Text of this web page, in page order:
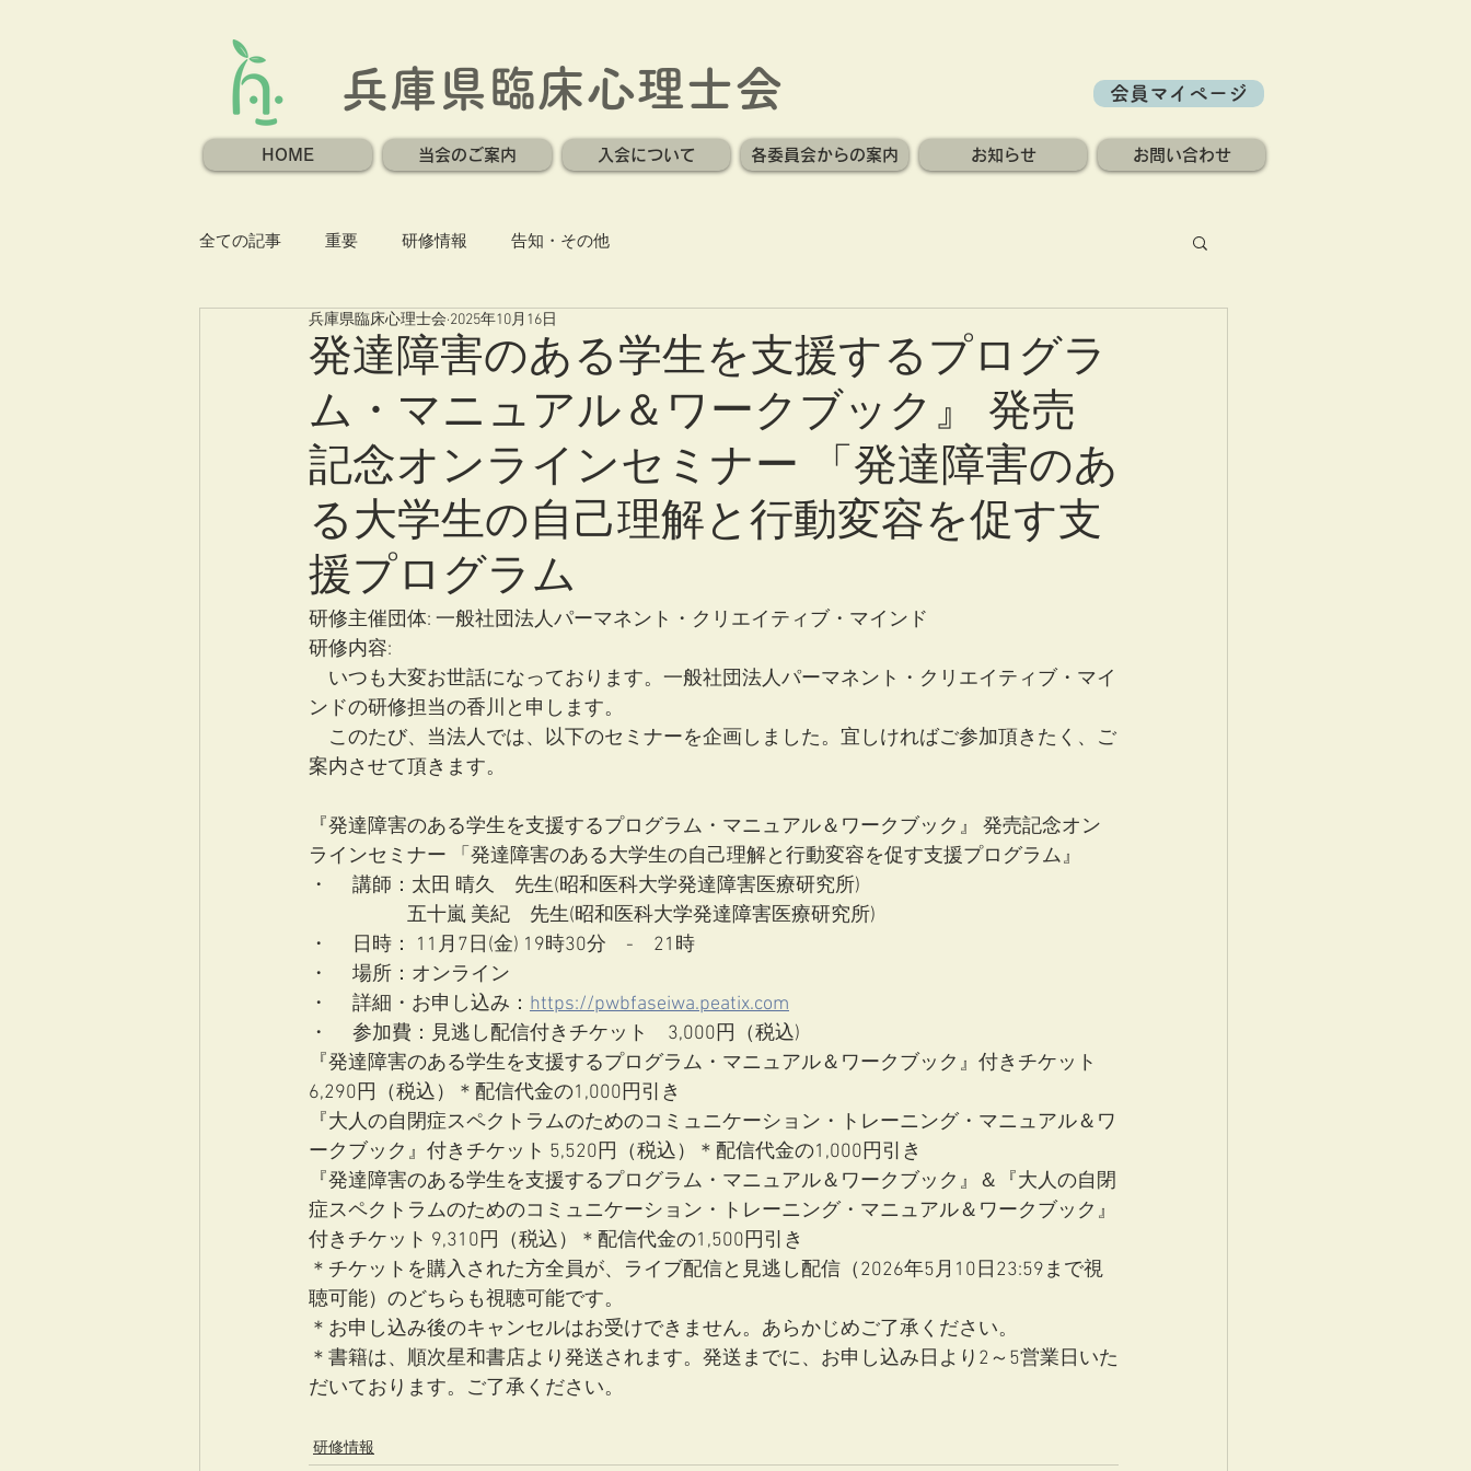
兵庫県臨床心理士会 会員マイページ
HOME 当会のご案内 入会について 各委員会からの案内 お知らせ お問い合わせ
全ての記事 重要 研修情報 告知・その他
発達障害のある学生を支援するプログラ
ム・マニュアル＆ワークブック』 発売
記念オンラインセミナー 「発達障害のあ
る大学生の自己理解と行動変容を促す支
援プログラム
兵庫県臨床心理士会 2025年10月16日
研修主催団体: 一般社団法人パーマネント・クリエイティブ・マインド
研修内容:
いつも大変お世話になっております。一般社団法人パーマネント・クリエイティブ・マイ
ンドの研修担当の香川と申します。
このたび、当法人では、以下のセミナーを企画しました。宜しければご参加頂きたく、ご
案内させて頂きます。
『発達障害のある学生を支援するプログラム・マニュアル＆ワークブック』 発売記念オン
ラインセミナー 「発達障害のある大学生の自己理解と行動変容を促す支援プログラム』
・	講師：太田 晴久　先生(昭和医科大学発達障害医療研究所)
五十嵐 美紀　先生(昭和医科大学発達障害医療研究所)
・	日時： 11月7日(金) 19時30分　-　21時
・	場所：オンライン
・	詳細・お申し込み： https://pwbfaseiwa.peatix.com
・	参加費：見逃し配信付きチケット　3,000円（税込)
『発達障害のある学生を支援するプログラム・マニュアル＆ワークブック』付きチケット
6,290円（税込）＊配信代金の1,000円引き
『大人の自閉症スペクトラムのためのコミュニケーション・トレーニング・マニュアル＆ワ
ークブック』付きチケット 5,520円（税込）＊配信代金の1,000円引き
『発達障害のある学生を支援するプログラム・マニュアル＆ワークブック』＆『大人の自閉
症スペクトラムのためのコミュニケーション・トレーニング・マニュアル＆ワークブック』
付きチケット 9,310円（税込）＊配信代金の1,500円引き
＊チケットを購入された方全員が、ライブ配信と見逃し配信（2026年5月10日23:59まで視
聴可能）のどちらも視聴可能です。
＊お申し込み後のキャンセルはお受けできません。あらかじめご了承ください。
＊書籍は、順次星和書店より発送されます。発送までに、お申し込み日より2～5営業日いた
だいております。ご了承ください。
研修情報